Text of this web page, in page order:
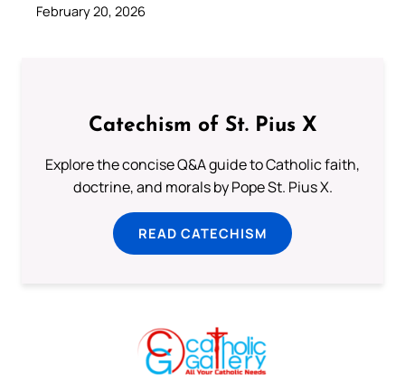
February 20, 2026
Catechism of St. Pius X
Explore the concise Q&A guide to Catholic faith,
doctrine, and morals by Pope St. Pius X.
READ CATECHISM